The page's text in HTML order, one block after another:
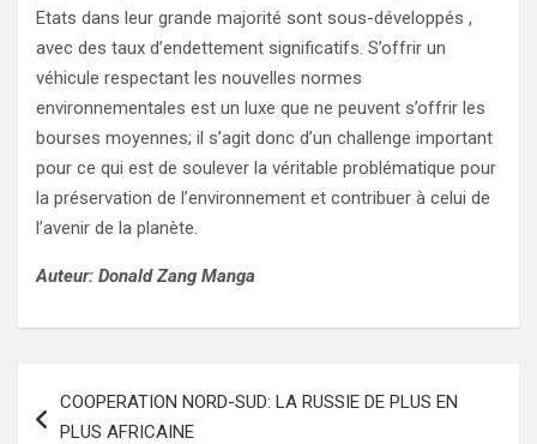
Etats dans leur grande majorité sont sous-développés ,
avec des taux d’endettement significatifs. S’offrir un
véhicule respectant les nouvelles normes
environnementales est un luxe que ne peuvent s’offrir les
bourses moyennes; il s’agit donc d’un challenge important
pour ce qui est de soulever la véritable problématique pour
la préservation de l’environnement et contribuer à celui de
l’avenir de la planète.
Auteur: Donald Zang Manga
de
COOPERATION NORD-SUD: LA RUSSIE DE PLUS EN
PLUS AFRICAINE